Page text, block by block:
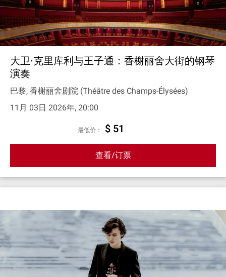
大卫·克里库利与王子通：香榭丽舍大街的钢琴
演奏
巴黎, 香榭丽舍剧院 (Théâtre des Champs-Élysées)
11月 03日 2026年, 20:00
最低价： $ 51
查看/订票